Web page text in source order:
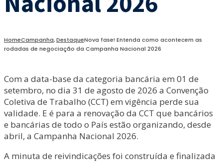
HomeCampanha,DestaqueNova fase! Entenda como acontecem as
rodadas de negociação da Campanha Nacional 2026
Com a data-base da categoria bancária em 01 de
setembro, no dia 31 de agosto de 2026 a Convenção
Coletiva de Trabalho (CCT) em vigência perde sua
validade. E é para a renovação da CCT que bancários
e bancárias de todo o País estão organizando, desde
abril, a Campanha Nacional 2026.
A minuta de reivindicações foi construída e finalizada